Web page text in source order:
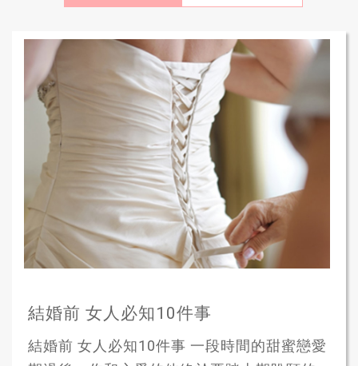
結婚前 女人必知10件事
結婚前 女人必知10件事 一段時間的甜蜜戀愛